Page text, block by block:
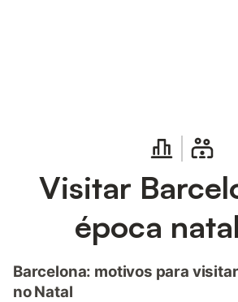
Visitar
época
Barcelona: motivos para
no Natal